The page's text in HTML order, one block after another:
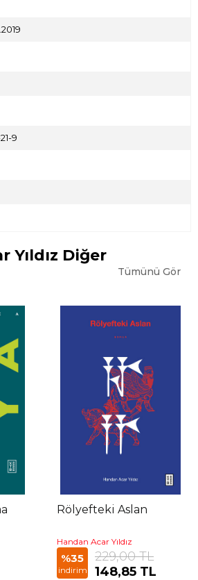
9
Yıldız Diğer
Tümünü Gör
Rölyefteki Aslan
Handan Acar Yıldız
%35
indirim
229,00 TL
148,85 TL